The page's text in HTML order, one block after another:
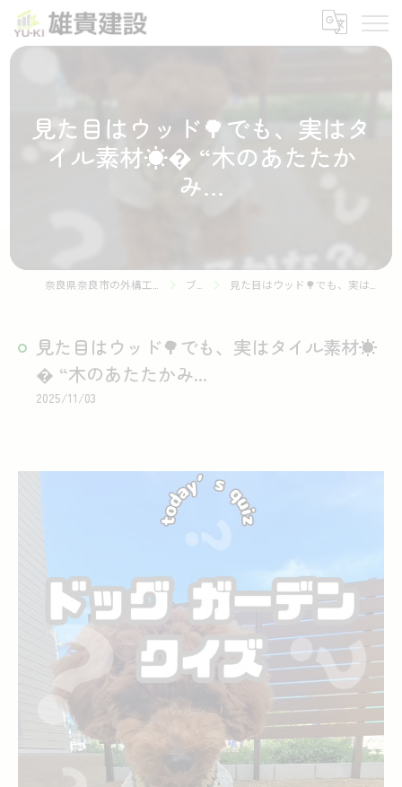
見た目はウッド🌳でも、実はタ
イル素材☀️� “木のあたたか
み...
ブログ 見た目はウッド🌳でも、実はタイル素材☀️� “木のあたたかみ...
見た目はウッド🌳でも、実はタイル素材☀️
� “木のあたたかみ...
2025/11/03